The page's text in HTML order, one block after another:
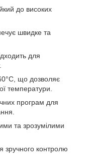
до високих
швидке та
для
що дозволяє
температури.
програм для
та зрозумілими
зручного контролю